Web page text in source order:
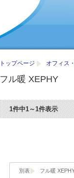
トップページ オフィス
フル暖 XEPHY
1件中1～1件表示
別表 フル暖